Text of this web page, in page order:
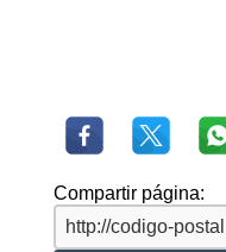
Compartir página: